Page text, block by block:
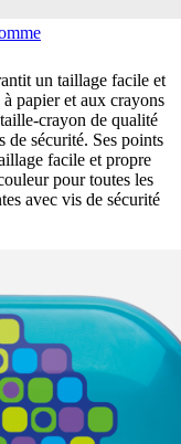
un taillage facile et
papier et aux crayons
crayon de qualité
de sécurité. Ses points
facile et propre
pour toutes les
avec vis de sécurité